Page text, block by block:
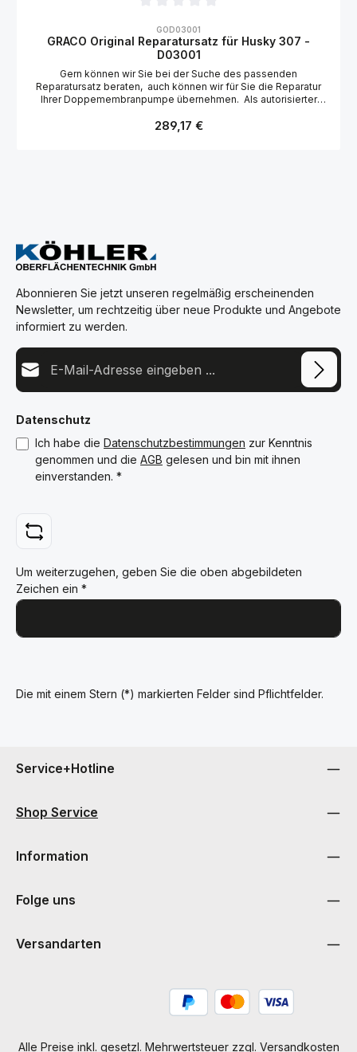
GOD03001
GRACO Original Reparatursatz für Husky 307 -
D03001
Gern können wir Sie bei der Suche des passenden
Reparatursatz beraten, auch können wir für Sie die Reparatur
Ihrer Doppemembranpumpe übernehmen. Als autorisierter
handeln wir ausschließlich mit Graco Original Ersatzteilen. Für
Regulärer Preis:
289,17 €
Abonnieren Sie jetzt unseren regelmäßig erscheinenden
Newsletter, um rechtzeitig über neue Produkte und Angebote
informiert zu werden.
E-Mail-Adresse*
Datenschutz
Ich habe die Datenschutzbestimmungen zur Kenntnis
genommen und die AGB gelesen und bin mit ihnen
einverstanden. *
Um weiterzugehen, geben Sie die oben abgebildeten
Zeichen ein *
Die mit einem Stern (*) markierten Felder sind Pflichtfelder.
Service+Hotline
Shop Service
Information
Folge uns
Versandarten
Alle Preise inkl. gesetzl. Mehrwertsteuer zzgl. Versandkosten